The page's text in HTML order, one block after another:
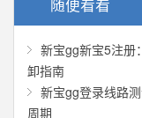
随便看看
新宝gg新宝5注册
卸指南
新宝gg登录线路
周期